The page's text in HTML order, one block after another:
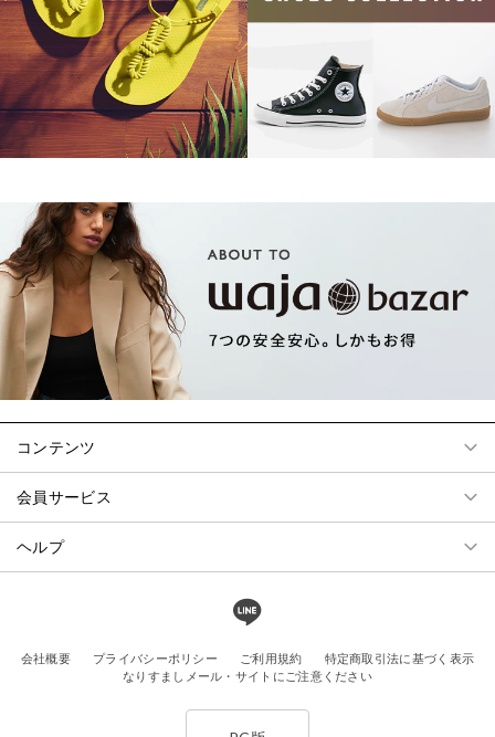
コンテンツ
会員サービス
ヘルプ
会社概要 プライバシーポリシー ご利用規約
特定商取引法に基づく表示
なりすましメール・サイトにご注意ください